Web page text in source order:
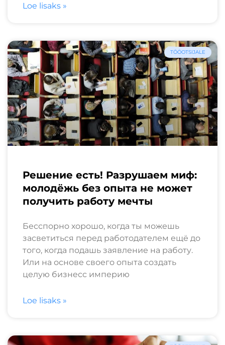
Loe lisaks »
TÖÖOTSIJALE
Решение есть! Разрушаем миф:
молодёжь без опыта не может
получить работу мечты
Бесспорно хорошо, когда ты можешь
засветиться перед работодателем ещё до
того, когда подашь заявление на работу.
Или на основе своего опыта создать
целую бизнесс империю
Loe lisaks »